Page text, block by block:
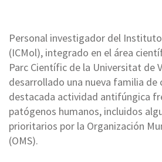
Personal investigador del
(ICMol), integrado en el área
Parc Científic de la Universitat de
desarrollado una nueva familia de
destacada actividad antifúngica
patógenos humanos, incluidos
prioritarios por la Organización
(OMS).